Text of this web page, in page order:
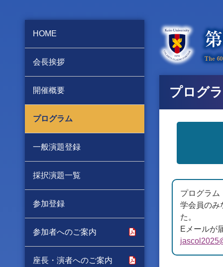
HOME
会長挨拶
開催概要
プログラム
一般演題登録
採択演題一覧
参加登録
参加者へのご案内
座長・演者へのご案内
プログ
プログラム
学会員のみ
た。
Eメールが